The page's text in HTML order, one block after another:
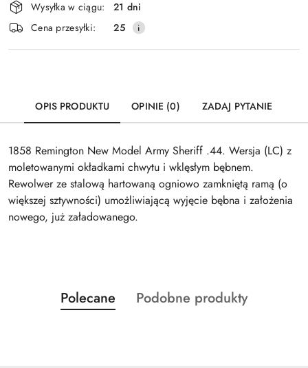
Wyślij
i
dostawa
Wysyłka w ciągu:
21 dni
Cena przesyłki:
25
OPIS PRODUKTU OPINIE (0) ZADAJ PYTANIE
1858 Remington New Model Army Sheriff .44. Wersja (LC) z
moletowanymi okładkami chwytu i wklęsłym bębnem.
Rewolwer ze stalową hartowaną ogniowo zamkniętą ramą (o
większej sztywności) umożliwiającą wyjęcie bębna i założenia
nowego, już załadowanego.
Pomiń karuzelę produktów
Produkty
o
Polecane
Produkty
Podobne produkty